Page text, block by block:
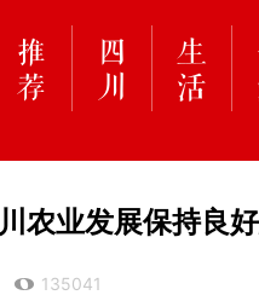
农业发展保持良
135041